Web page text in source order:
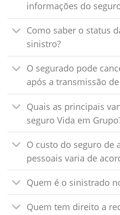
informações do
Como saber o status
sinistro?
O segurado pode
após a transmissão
Quais as principais
seguro Vida em
O custo do seguro de
pessoais varia de
Quem é o sinistrado
Quem tem direito a